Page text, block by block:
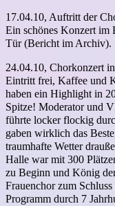
17.04.10, Auftritt der
Ein schönes Konzert im
Tür (Bericht im Archiv).
24.04.10, Chorkonzert
Eintritt frei, Kaffee und
haben ein Highlight in
Spitze! Moderator und
führte locker flockig
gaben wirklich das
traumhafte Wetter
Halle war mit 300
zu Beginn und König
Frauenchor zum
Programm durch 7